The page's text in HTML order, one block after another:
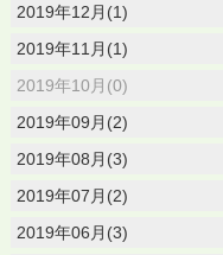
2019年12月(1)
2019年11月(1)
2019年10月(0)
2019年09月(2)
2019年08月(3)
2019年07月(2)
2019年06月(3)